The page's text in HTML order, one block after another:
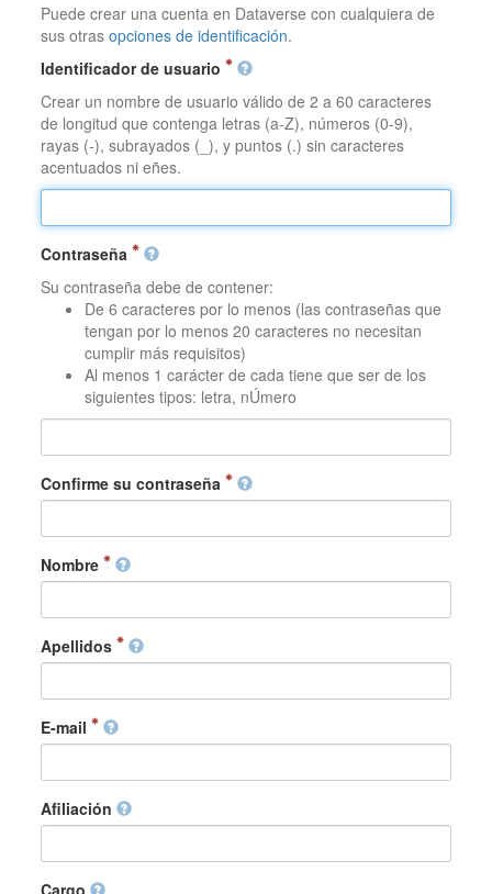
Puede crear una cuenta en Dataverse con cualquiera de
sus otrasopciones de identificación.
Identificador de usuario
Crear un nombre de usuario válido de 2 a 60 caracteres
de longitud que contenga letras (a-Z), números (0-9),
rayas (-), subrayados (_), y puntos (.) sin caracteres
acentuados ni eñes.
Contraseña
Su contraseña debe de contener:
De 6 caracteres por lo menos (las contraseñas que
tengan por lo menos 20 caracteres no necesitan
cumplir más requisitos)
Al menos 1 carácter de cada tiene que ser de los
siguientes tipos: letra, nÚmero
Confirme su contraseña
Nombre
Apellidos
E-mail
Afiliación
Cargo